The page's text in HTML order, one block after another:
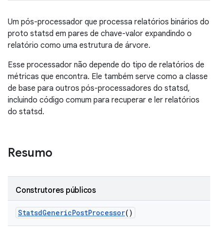
Um pós-processador que processa relatórios binários do
proto statsd em pares de chave-valor expandindo o
relatório como uma estrutura de árvore.
Esse processador não depende do tipo de relatórios de
métricas que encontra. Ele também serve como a classe
de base para outros pós-processadores do statsd,
incluindo código comum para recuperar e ler relatórios
do statsd.
Resumo
Construtores públicos
StatsdGenericPostProcessor()